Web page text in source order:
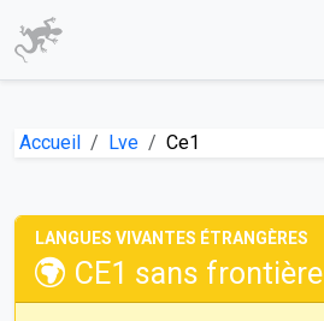
Accueil Lve Ce1
LANGUES VIVANTES ÉTRANGÈRES
CE1 sans frontière